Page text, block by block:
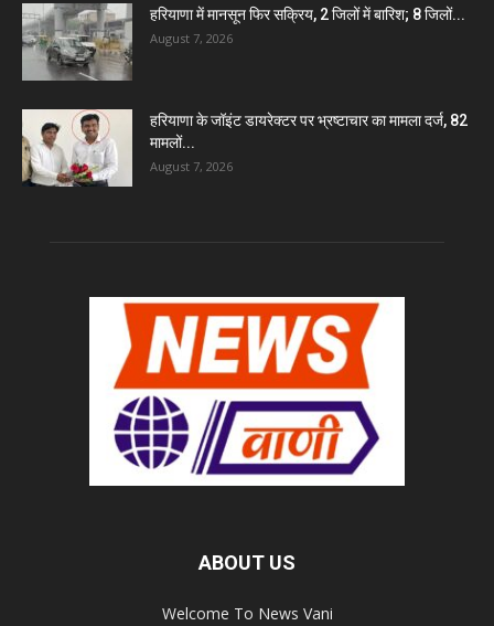
हरियाणा में मानसून फिर सक्रिय, 2 जिलों में बारिश; 8 जिलों...
August 7, 2026
हरियाणा के जॉइंट डायरेक्टर पर भ्रष्टाचार का मामला दर्ज, 82
मामलों...
August 7, 2026
ABOUT US
Welcome To News Vani